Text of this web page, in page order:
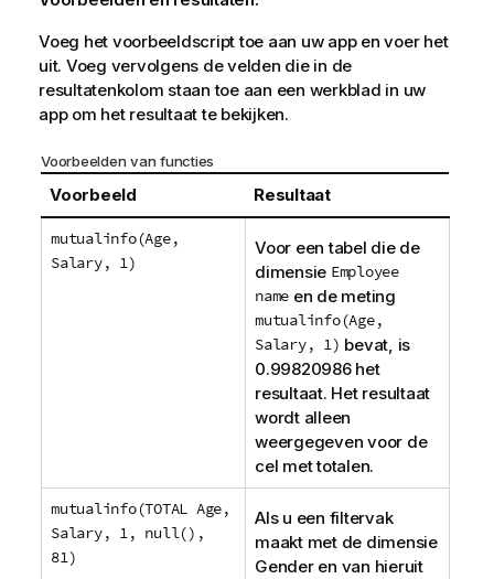
Voeg het voorbeeldscript toe aan uw app en voer het
uit. Voeg vervolgens de velden die in de
resultatenkolom staan toe aan een werkblad in uw
app om het resultaat te bekijken.
Voorbeelden van functies
Voorbeeld Resultaat
mutualinfo(Age,
Salary, 1)
Voor een tabel die de
dimensie Employee
name en de meting
mutualinfo(Age,
Salary, 1) bevat, is
0.99820986 het
resultaat. Het resultaat
wordt alleen
weergegeven voor de
cel met totalen.
mutualinfo(TOTAL Age,
Salary, 1, null(),
81)
Als u een filtervak
maakt met de dimensie
Genderen van hieruit